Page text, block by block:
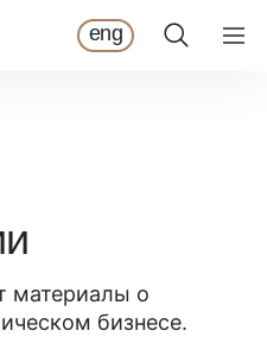
eng
материалы о
бизнесе.